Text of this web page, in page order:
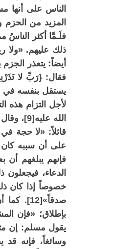
الناس على أنها
المزيد من
فلَـمَّا أكثر الناسُ
أيضاً: يتعذر
يستقل بنفسه في
لأجل التزام هذه
قائلاً: «لا حجة
فإنهم يبلغهم أن
الدعاء،
خصوصاً إذا كان
بإطلاق؛ «فإن
وسائغاً، فإنه